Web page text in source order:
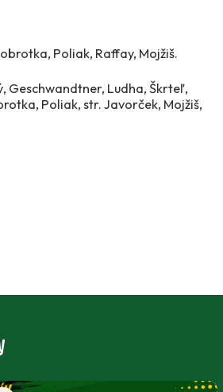
Poliak, Raffay, Mojžiš.
Geschwandtner, Ludha, Škrteľ,
Poliak, str. Javorček, Mojžiš,